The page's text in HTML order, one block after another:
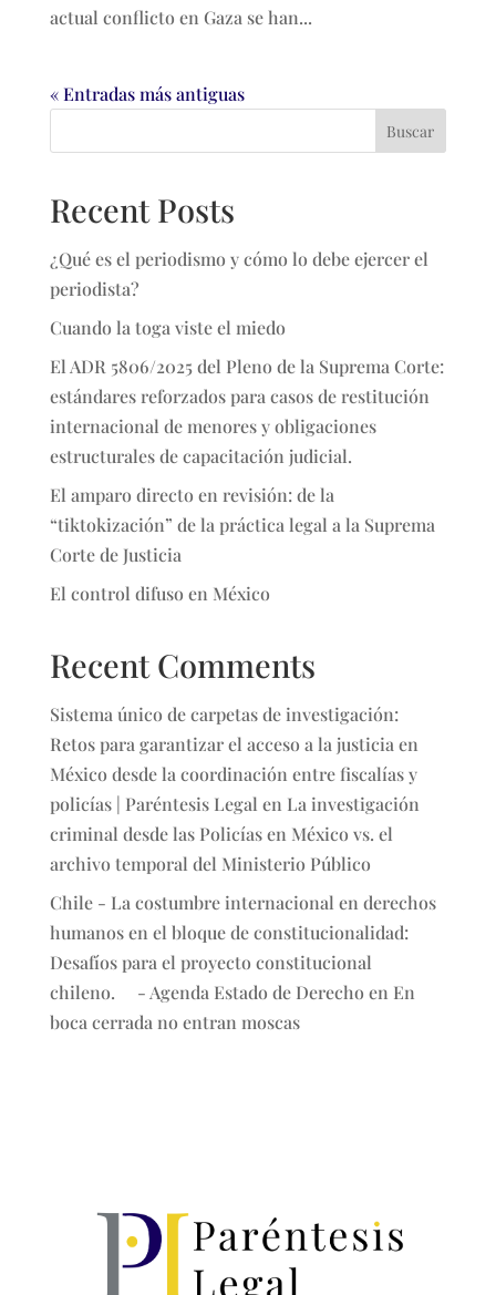
actual conflicto en Gaza se han...
« Entradas más antiguas
Buscar
Recent Posts
¿Qué es el periodismo y cómo lo debe ejercer el
periodista?
Cuando la toga viste el miedo
El ADR 5806/2025 del Pleno de la Suprema Corte:
estándares reforzados para casos de restitución
internacional de menores y obligaciones
estructurales de capacitación judicial.
El amparo directo en revisión: de la
“tiktokización” de la práctica legal a la Suprema
Corte de Justicia
El control difuso en México
Recent Comments
Sistema único de carpetas de investigación:
Retos para garantizar el acceso a la justicia en
México desde la coordinación entre fiscalías y
policías | Paréntesis Legal en La investigación
criminal desde las Policías en México vs. el
archivo temporal del Ministerio Público
Chile - La costumbre internacional en derechos
humanos en el bloque de constitucionalidad:
Desafíos para el proyecto constitucional
chileno. - Agenda Estado de Derecho en En
boca cerrada no entran moscas